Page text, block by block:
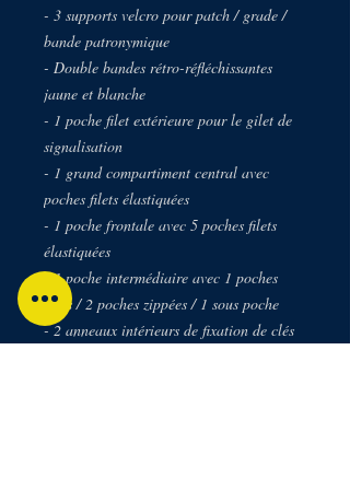
- 3 supports velcro pour patch / grade /
bande patronymique
- Double bandes rétro-réfléchissantes
jaune et blanche
- 1 poche filet extérieure pour le gilet de
signalisation
- 1 grand compartiment central avec
poches filets élastiquées
- 1 poche frontale avec 5 poches filets
élastiquées
- 1 poche intermédiaire avec 1 poches
filets / 2 poches zippées / 1 sous poche
- 2 anneaux intérieurs de fixation de clés